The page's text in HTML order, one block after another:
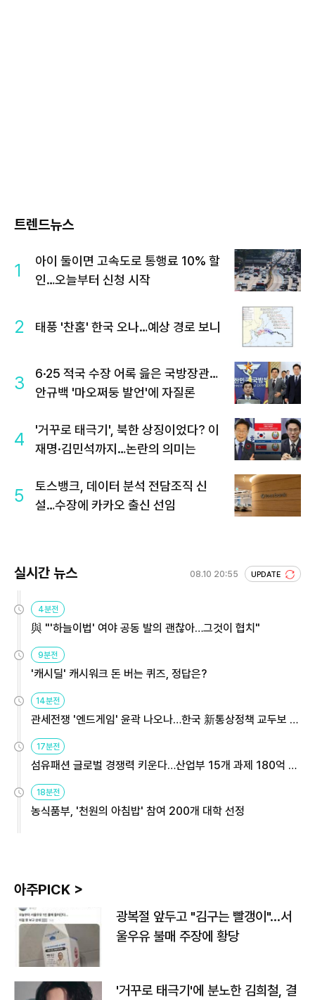
트렌드뉴스
1
아이 둘이면 고속도로 통행료 10% 할
인…오늘부터 신청 시작
2 태풍 '찬홈' 한국 오나…예상 경로 보니
3
6·25 적국 수장 어록 읊은 국방장관…
안규백 '마오쩌둥 발언'에 자질론
4
'거꾸로 태극기', 북한 상징이었다? 이
재명·김민석까지…논란의 의미는
5
토스뱅크, 데이터 분석 전담조직 신
설…수장에 카카오 출신 선임
실시간 뉴스 08.10 20:55 UPDATE
4분전
與 "'하늘이법' 여야 공동 발의 괜찮아…그것이 협치"
9분전
'캐시딜' 캐시워크 돈 버는 퀴즈, 정답은?
14분전
관세전쟁 '엔드게임' 윤곽 나오나…한국 新통상정책 교두보 활
용해야
17분전
섬유패션 글로벌 경쟁력 키운다…산업부 15개 과제 180억 지
원
18분전
농식품부, '천원의 아침밥' 참여 200개 대학 선정
아주PICK >
광복절 앞두고 "김구는 빨갱이"…서
울우유 불매 주장에 황당
'거꾸로 태극기'에 분노한 김희철, 결